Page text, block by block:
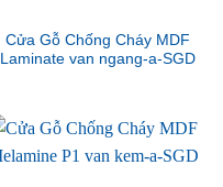
Cửa Gỗ Chống Cháy MDF
Laminate van ngang-a-SGD